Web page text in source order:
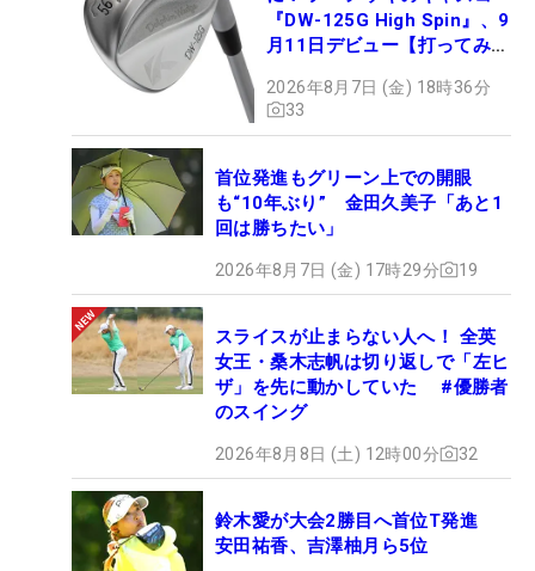
『DW-125G High Spin』、9
月11日デビュー【打ってみ
2026年8月7日 (金) 18時36分
33
首位発進もグリーン上での開眼
も“10年ぶり” 金田久美子「あと1
回は勝ちたい」
2026年8月7日 (金) 17時29分 19
スライスが止まらない人へ！ 全英
女王・桑木志帆は切り返しで「左ヒ
ザ」を先に動かしていた #優勝者
のスイング
2026年8月8日 (土) 12時00分 32
鈴木愛が大会2勝目へ首位T発進
安田祐香、吉澤柚月ら5位